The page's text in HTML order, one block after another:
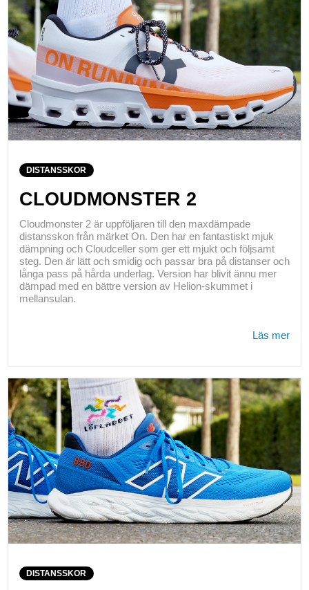
DISTANSSKOR
CLOUDMONSTER 2
Cloudmonster 2 är uppföljaren till den maxdämpade
distansskon från märket On. Den har en fantastiskt mjuk
dämpning och Cloudceller som ger ett mjukt och följsamt
steg. Den är lätt och smidig och passar bra på distanser och
långa pass på hårda underlag. Version har blivit ännu mer
dämpad med en bättre version av Helion-skummet i
mellansulan.
Läs mer
DISTANSSKOR